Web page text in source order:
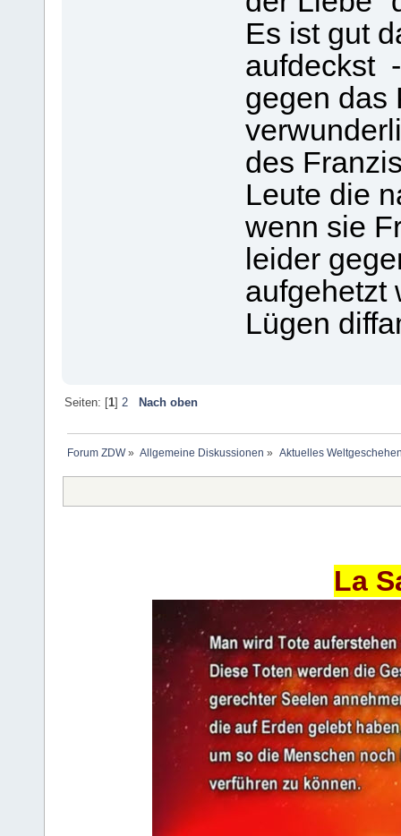
Es ist gut
aufdeckst
gegen das
des
Leute die
wenn sie
leider
aufgehetzt
Lügen
Seiten: [1] 2 Nach oben
Forum ZDW» Allgemeine Diskussionen » Aktuelles
La